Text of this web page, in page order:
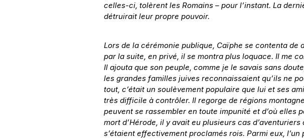
celles-ci, tolèrent les Romains – pour l’instant. La
détruirait leur propre pouvoir.
Lors de la cérémonie publique, Caïphe se contenta
par la suite, en privé, il se montra plus loquace. Il me
Il ajouta que son peuple, comme je le savais sans
les grandes familles juives reconnaissaient qu’ils ne
tout, c’était un soulèvement populaire que lui et ses
très difficile à contrôler. Il regorge de régions
peuvent se rassembler en toute impunité et d’où
mort d’Hérode, il y avait eu plusieurs cas
s’étaient effectivement proclamés rois. Parmi eux,